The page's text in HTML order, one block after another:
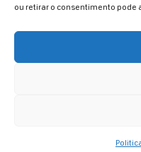
ou retirar o consentimento